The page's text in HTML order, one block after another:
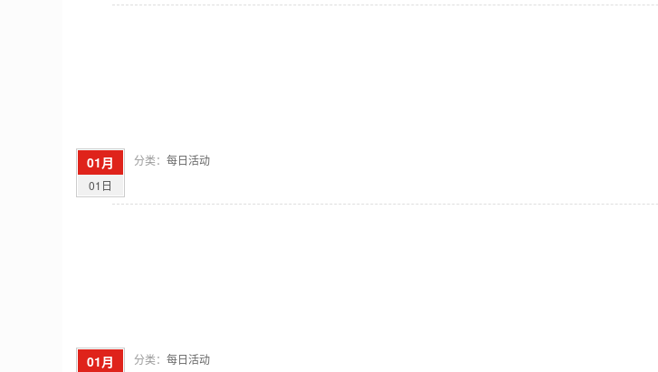
01月
01日
分类： 每日活动
01月 分类： 每日活动